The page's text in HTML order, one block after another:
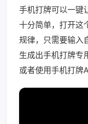
手机打牌可以一键
十分简单，打开这
规律，只需要输入
生成出手机打牌专
或者使用手机打牌